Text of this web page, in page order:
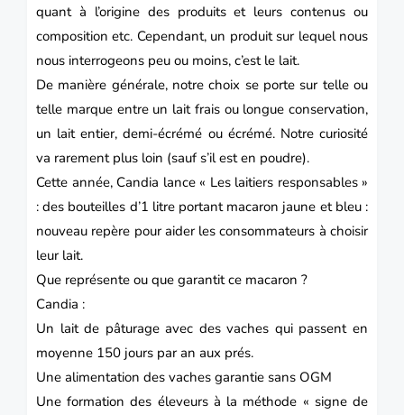
quant à l’origine des produits et leurs contenus ou
composition etc. Cependant, un produit sur lequel nous
nous interrogeons peu ou moins, c’est le lait.
De manière générale, notre choix se porte sur telle ou
telle marque entre un lait frais ou longue conservation,
un lait entier, demi-écrémé ou écrémé. Notre curiosité
va rarement plus loin (sauf s’il est en poudre).
Cette année, Candia lance « Les laitiers responsables »
: des bouteilles d’1 litre portant macaron jaune et bleu :
nouveau repère pour aider les consommateurs à choisir
leur lait.
Que représente ou que garantit ce macaron ?
Candia :
Un lait de pâturage avec des vaches qui passent en
moyenne 150 jours par an aux prés.
Une alimentation des vaches garantie sans OGM
Une formation des éleveurs à la méthode « signe de